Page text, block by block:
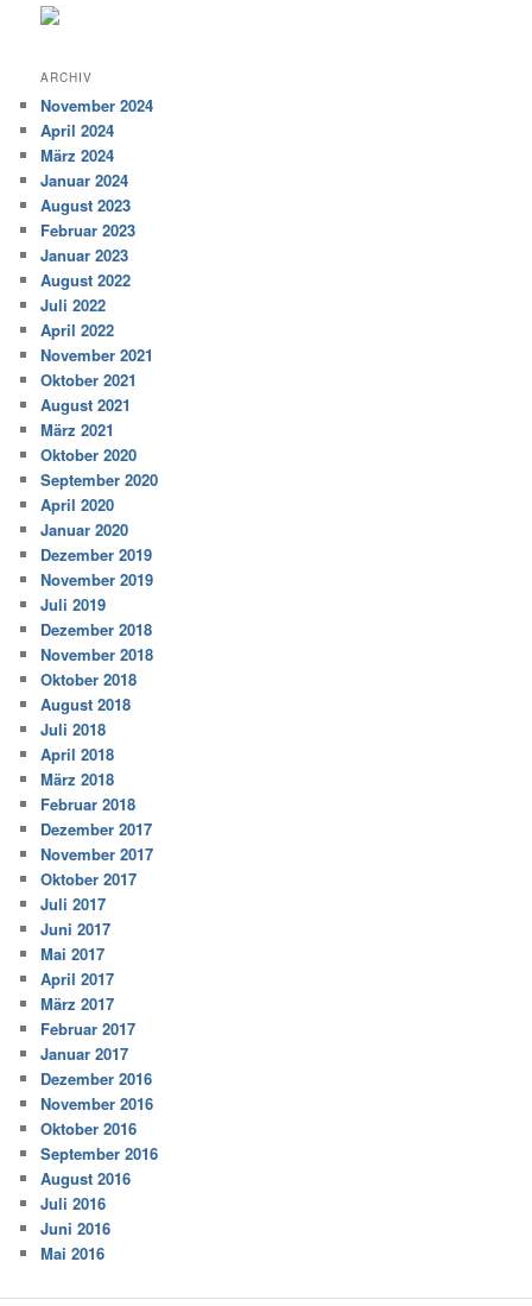
ARCHIV
November 2024
April 2024
März 2024
Januar 2024
August 2023
Februar 2023
Januar 2023
August 2022
Juli 2022
April 2022
November 2021
Oktober 2021
August 2021
März 2021
Oktober 2020
September 2020
April 2020
Januar 2020
Dezember 2019
November 2019
Juli 2019
Dezember 2018
November 2018
Oktober 2018
August 2018
Juli 2018
April 2018
März 2018
Februar 2018
Dezember 2017
November 2017
Oktober 2017
Juli 2017
Juni 2017
Mai 2017
April 2017
März 2017
Februar 2017
Januar 2017
Dezember 2016
November 2016
Oktober 2016
September 2016
August 2016
Juli 2016
Juni 2016
Mai 2016